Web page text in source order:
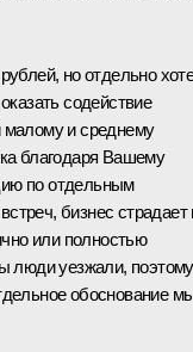
но отдельно
содействие
и среднему
благодаря Вашему
по отдельным
бизнес страдает
или полностью
люди уезжали, поэтому
обоснование